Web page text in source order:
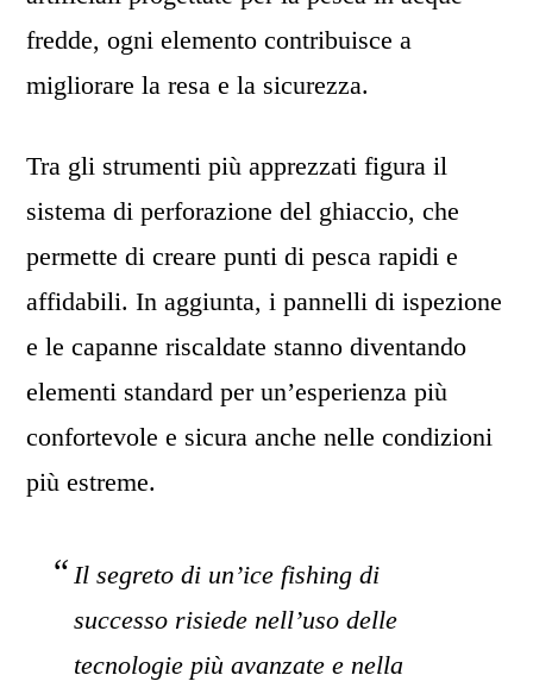
fredde, ogni elemento contribuisce a
migliorare la resa e la sicurezza.
Tra gli strumenti più apprezzati figura il
sistema di perforazione del ghiaccio, che
permette di creare punti di pesca rapidi e
affidabili. In aggiunta, i pannelli di ispezione
e le capanne riscaldate stanno diventando
elementi standard per un’esperienza più
confortevole e sicura anche nelle condizioni
più estreme.
Il segreto di un’ice fishing di
successo risiede nell’uso delle
tecnologie più avanzate e nella